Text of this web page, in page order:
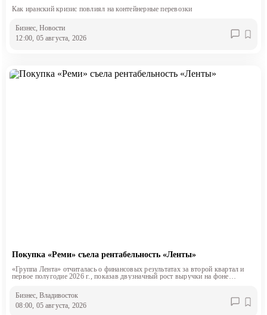
Как иранский кризис повлиял на контейнерные перевозки
Бизнес , Новости
12:00, 05 августа, 2026
Покупка «Реми» съела рентабельность «Ленты»
«Группа Лента» отчиталась о финансовых результатах за второй квартал и
первое полугодие 2026 г., показав двузначный рост выручки на фоне
Бизнес , Владивосток
08:00, 05 августа, 2026